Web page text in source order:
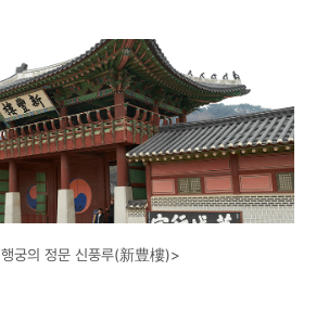
궁의 정문 신풍루(新豊樓)>